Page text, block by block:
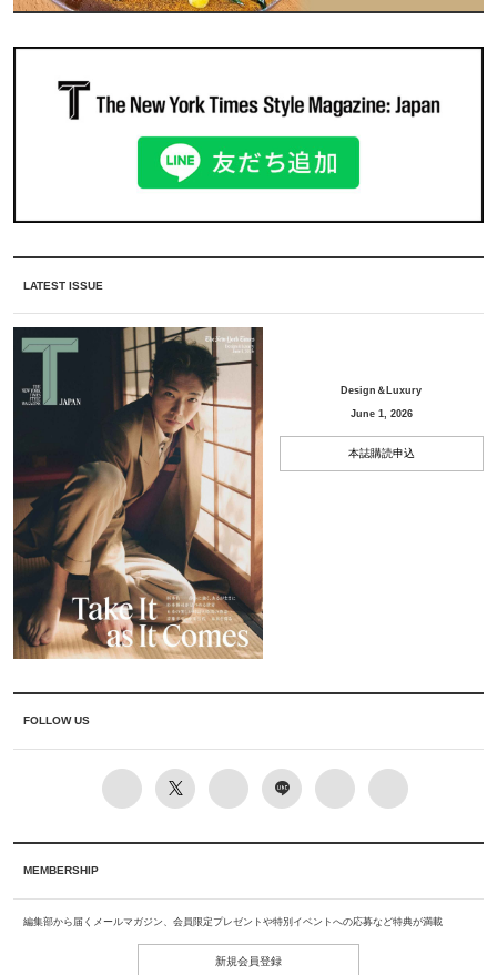
LATEST ISSUE
Design＆Luxury
June 1, 2026
本誌購読申込
FOLLOW US
MEMBERSHIP
編集部から届くメールマガジン、会員限定プレゼントや特別イベントへの応募など特典が満載
新規会員登録